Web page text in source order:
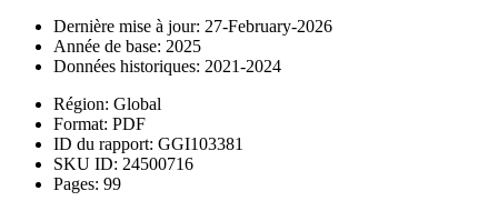
Dernière mise à jour: 27-February-2026
Année de base: 2025
Données historiques: 2021-2024
Région: Global
Format: PDF
ID du rapport: GGI103381
SKU ID: 24500716
Pages: 99